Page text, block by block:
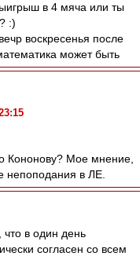
в 4 мяча или ты
:)
воскресенья после
может быть
Кононову? Мое мнение,
непоподания в ЛЕ.
что в один день
согласен со всем